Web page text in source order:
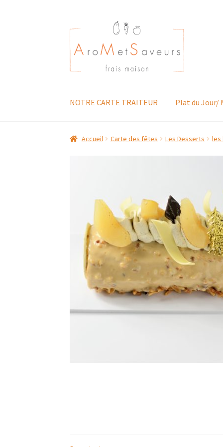
Aller
à
la
navigation
Aller
au
contenu
NOTRE CARTE TRAITEUR Plat du Jour/
Accueil Carte des fêtes Les Desserts les